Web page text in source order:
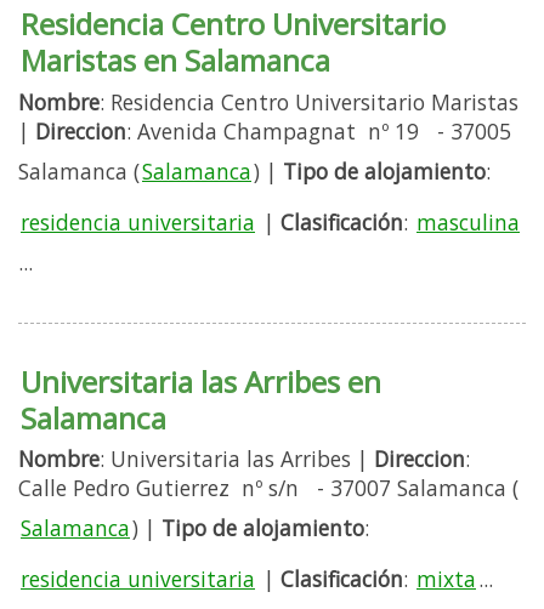
Residencia Centro Universitario
Maristas en Salamanca
Nombre: Residencia Centro Universitario Maristas
| Direccion: Avenida Champagnat nº 19 - 37005
Salamanca (Salamanca) | Tipo de alojamiento:
residencia universitaria | Clasificación: masculina
...
Universitaria las Arribes en
Salamanca
Nombre: Universitaria las Arribes | Direccion:
Calle Pedro Gutierrez nº s/n - 37007 Salamanca (
Salamanca) | Tipo de alojamiento:
residencia universitaria | Clasificación: mixta...